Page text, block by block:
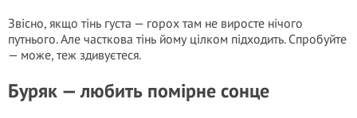
Звісно, якщо тінь густа — горох там не виросте нічого
путнього. Але часткова тінь йому цілком підходить. Спробуйте
— може, теж здивуєтеся.
Буряк — любить помірне сонце